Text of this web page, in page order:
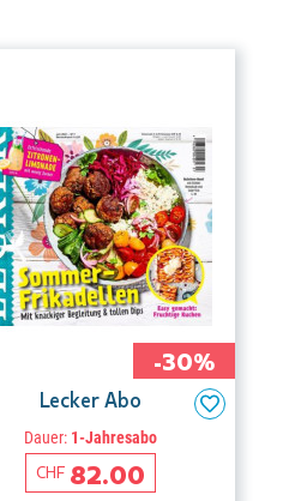
-30%
Lecker Abo
Dauer:1-Jahresabo
CHF 82.00